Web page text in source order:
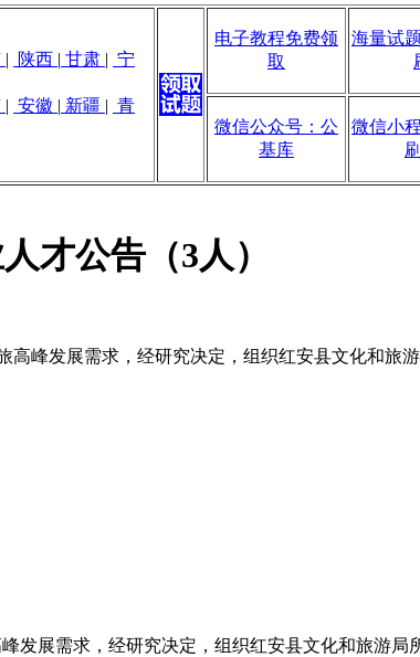
| 陕西 | 甘肃 | 宁
| 安徽 | 新疆 | 青
电子教程免费领
取
海量试
微信公众号：公
基库
微信小
才公告（3人）
发展需求，经研究决定，组织红安县文化和旅
展需求，经研究决定，组织红安县文化和旅游局